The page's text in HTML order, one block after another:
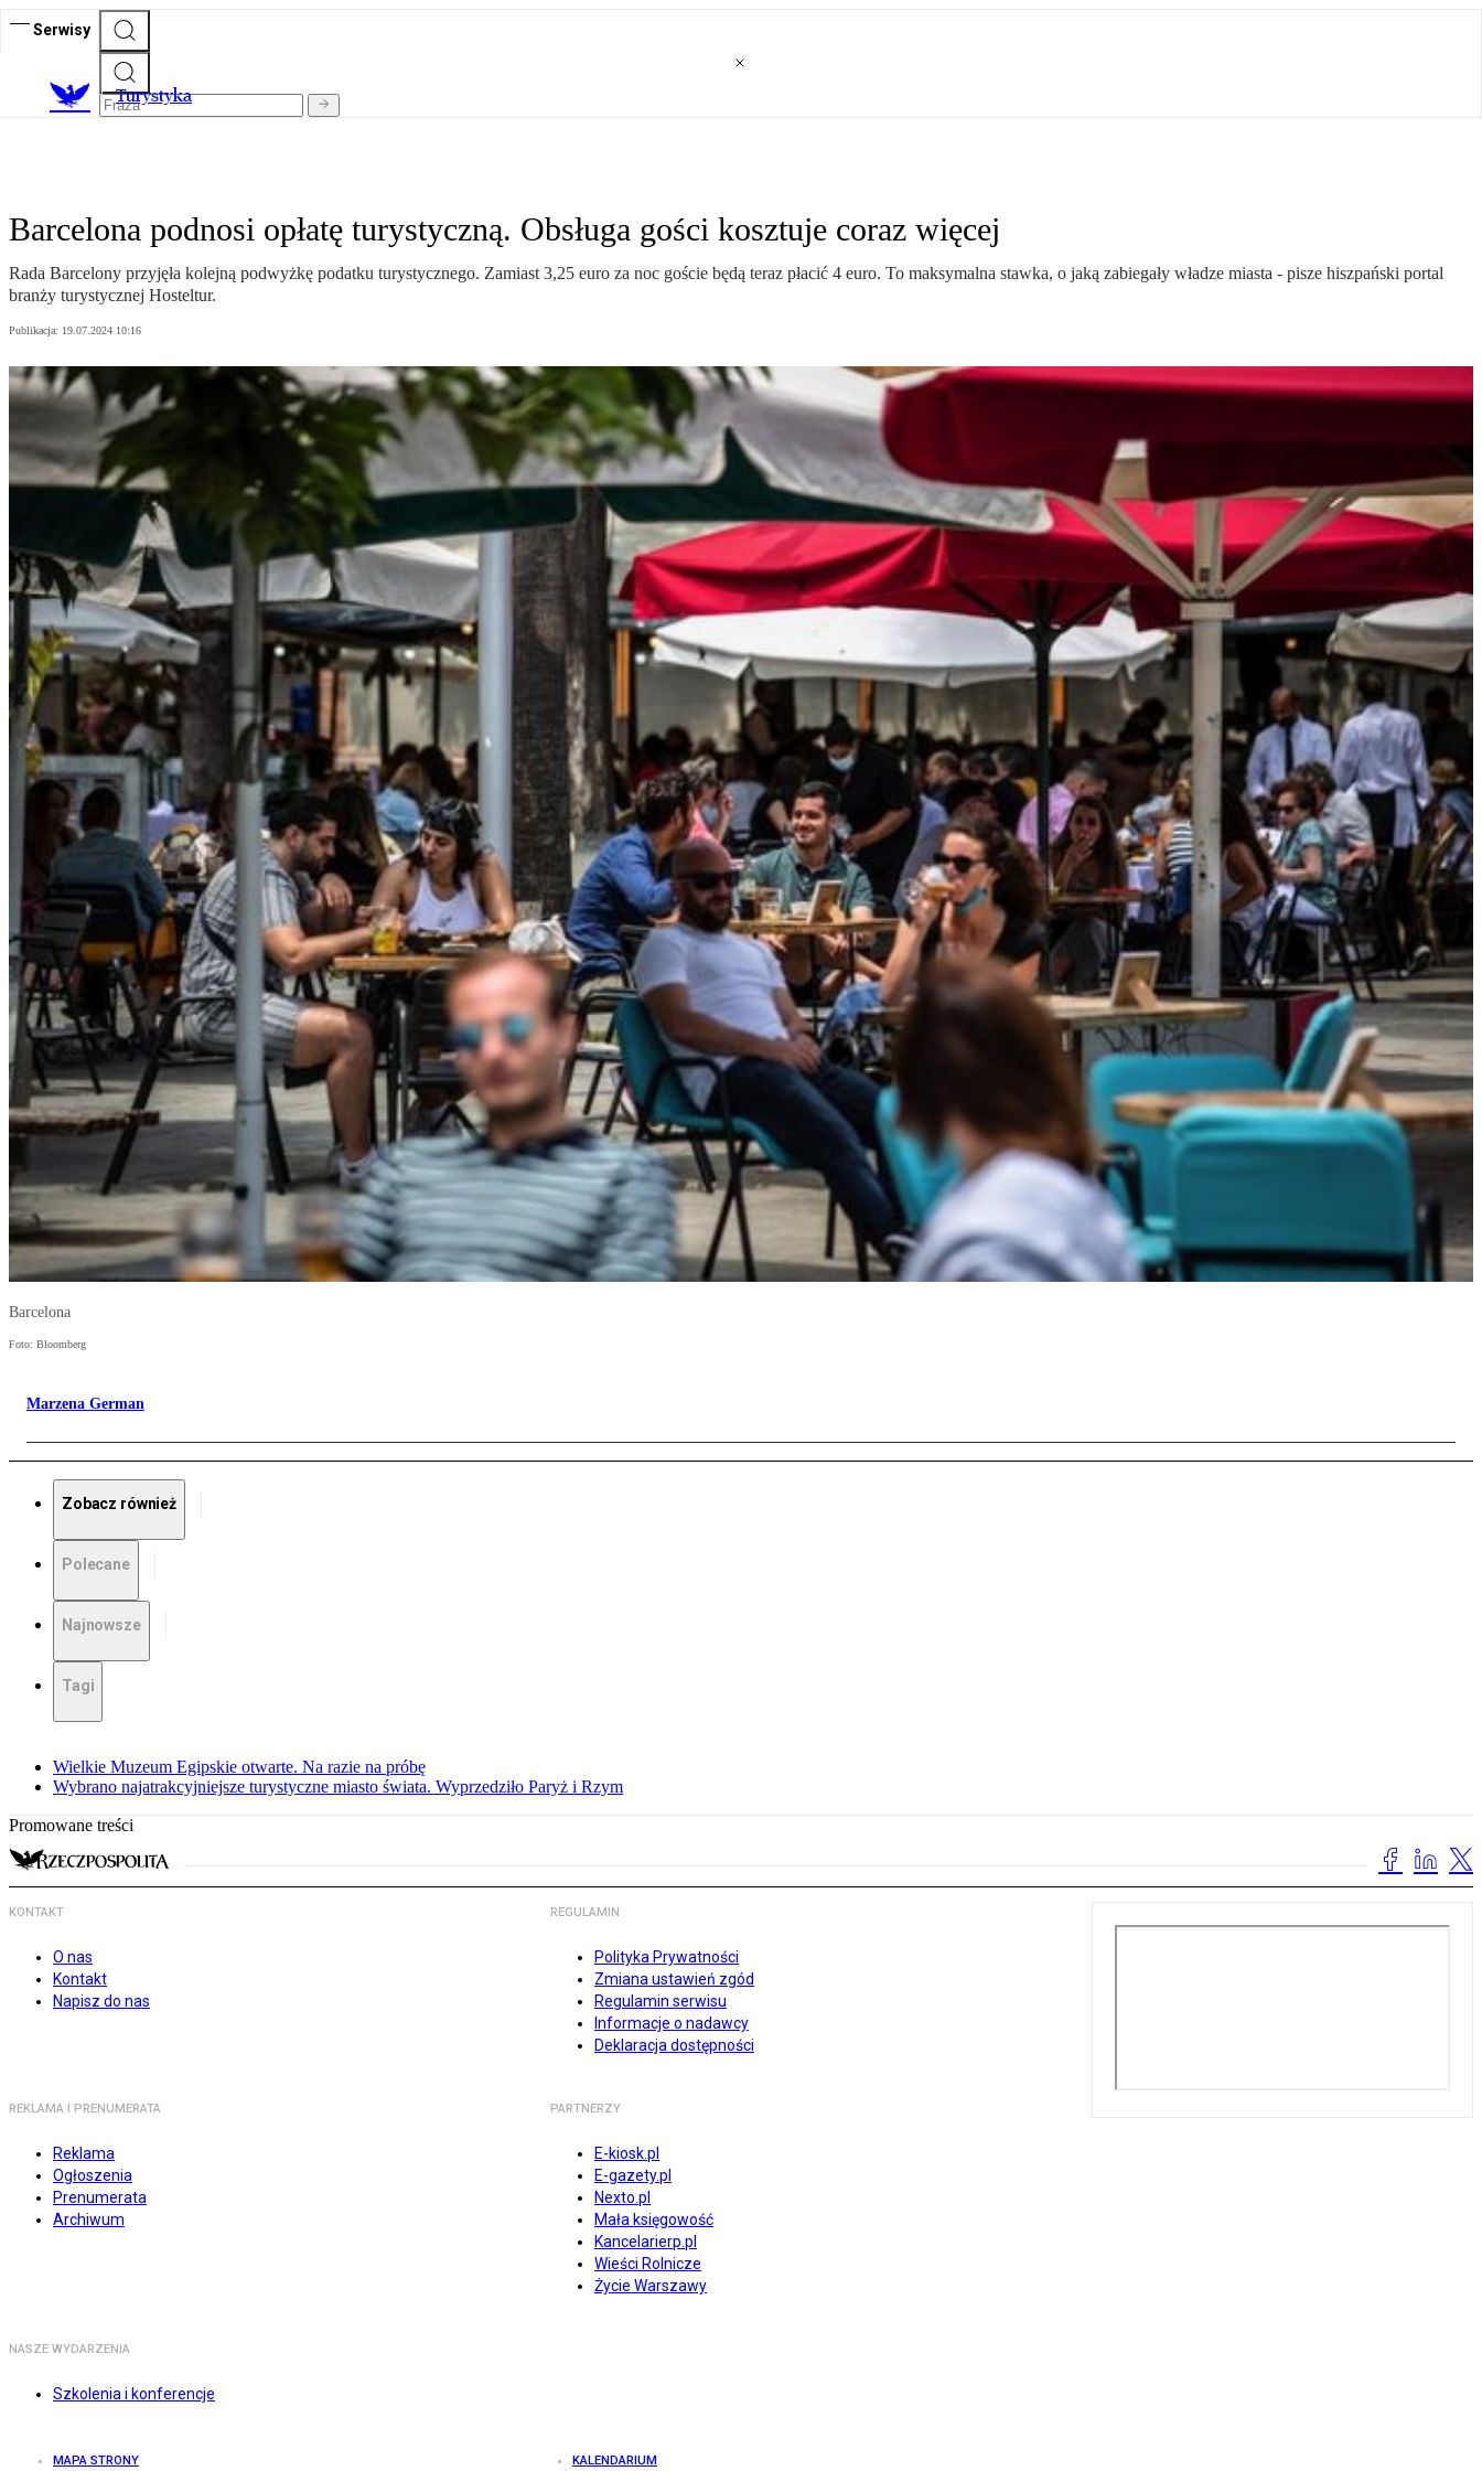
Serwisy
Turystyka
Barcelona podnosi opłatę turystyczną. Obsługa gości kosztuje coraz więcej
Rada Barcelony przyjęła kolejną podwyżkę podatku turystycznego. Zamiast 3,25 euro za noc goście będą teraz płacić 4 euro. To maksymalna stawka, o jaką zabiegały władze miasta - pisze hiszpański portal
branży turystycznej Hosteltur.
Publikacja: 19.07.2024 10:16
Barcelona
Foto: Bloomberg
Marzena German
Zobacz również
Polecane
Najnowsze
Tagi
Wielkie Muzeum Egipskie otwarte. Na razie na próbę
Wybrano najatrakcyjniejsze turystyczne miasto świata. Wyprzedziło Paryż i Rzym
Promowane treści
KONTAKT
O nas
Kontakt
Napisz do nas
REGULAMIN
Polityka Prywatności
Zmiana ustawień zgód
Regulamin serwisu
Informacje o nadawcy
Deklaracja dostępności
REKLAMA I PRENUMERATA
Reklama
Ogłoszenia
Prenumerata
Archiwum
PARTNERZY
E-kiosk.pl
E-gazety.pl
Nexto.pl
Mała księgowość
Kancelarierp.pl
Wieści Rolnicze
Życie Warszawy
NASZE WYDARZENIA
Szkolenia i konferencje
MAPA STRONY KALENDARIUM